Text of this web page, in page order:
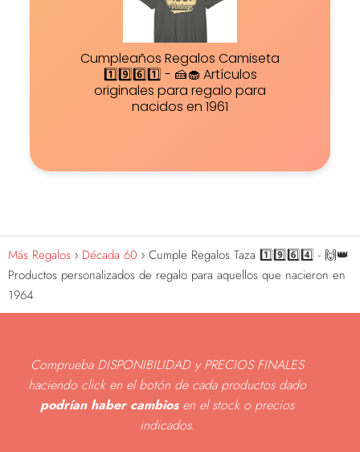
Cumpleaños Regalos Camiseta
1️⃣9️⃣6️⃣1️⃣ - 🍰🧁 Artículos
originales para regalo para
nacidos en 1961
Más Regalos Década 60
Cumple Regalos Taza 1️⃣9️⃣6️⃣4️⃣ - 🙌👑
Productos personalizados de regalo para aquellos que nacieron en
1964
Comprueba DISPONIBILIDAD y PRECIOS FINALES
haciendo click en el botón de cada productos dado
podrían haber cambiosen el stock o precios
indicados.